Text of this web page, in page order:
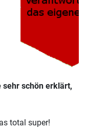
sehr schön erklärt,
total super!